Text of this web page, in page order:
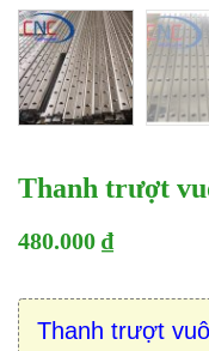
Thanh trượt
480.000 ₫
Thanh trượt